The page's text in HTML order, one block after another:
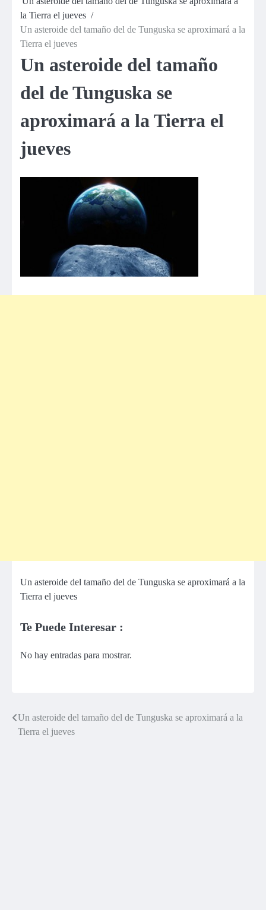
la Tierra el jueves
Un asteroide del tamaño del de Tunguska se aproximará a la
Tierra el jueves
Un asteroide del tamaño
del de Tunguska se
aproximará a la Tierra el
jueves
Un asteroide del tamaño del de Tunguska se aproximará a la
Tierra el jueves
Te Puede Interesar :
No hay entradas para mostrar.
Navegación
Un asteroide del tamaño del de Tunguska se aproximará a la
Tierra el jueves